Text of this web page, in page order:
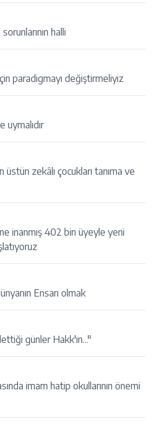
halli
paradigmayı değiştirmeliyiz
uymalıdır
üstün zekâlı çocukları tanıma ve
inanmış 402 bin üyeyle yeni
Ensarı olmak
günler Hakk'ın..."
imam hatip okullarının önemi